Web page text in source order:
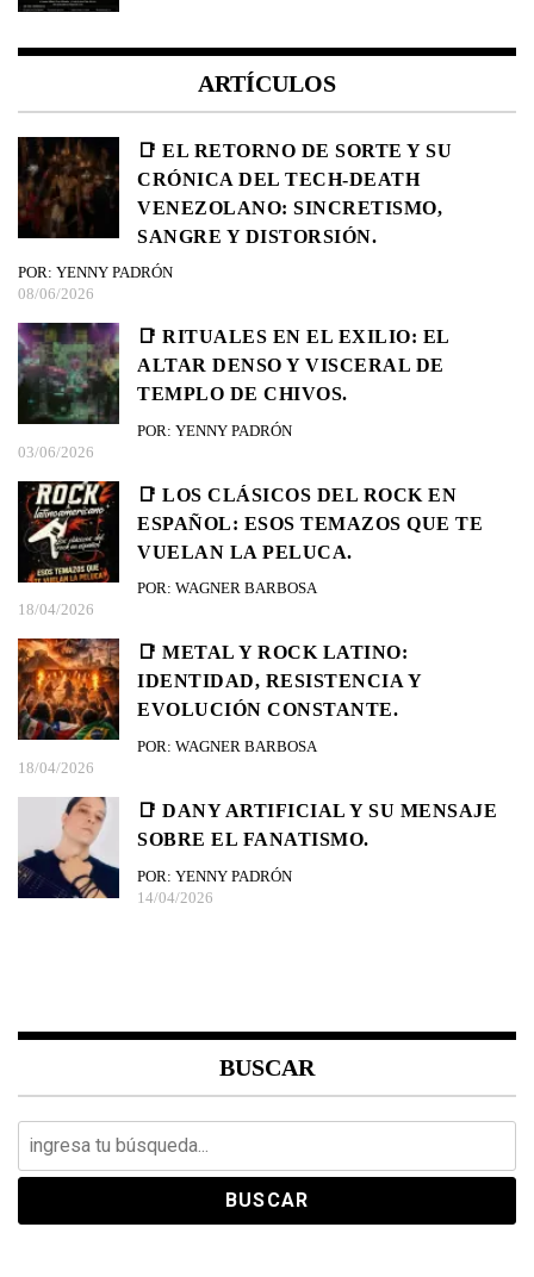
ARTÍCULOS
📑 EL RETORNO DE SORTE Y SU
CRÓNICA DEL TECH-DEATH
VENEZOLANO: SINCRETISMO,
SANGRE Y DISTORSIÓN.
POR: YENNY PADRÓN
08/06/2026
📑 RITUALES EN EL EXILIO: EL
ALTAR DENSO Y VISCERAL DE
TEMPLO DE CHIVOS.
POR: YENNY PADRÓN
03/06/2026
📑 LOS CLÁSICOS DEL ROCK EN
ESPAÑOL: ESOS TEMAZOS QUE TE
VUELAN LA PELUCA.
POR: WAGNER BARBOSA
18/04/2026
📑 METAL Y ROCK LATINO:
IDENTIDAD, RESISTENCIA Y
EVOLUCIÓN CONSTANTE.
POR: WAGNER BARBOSA
18/04/2026
📑 DANY ARTIFICIAL Y SU MENSAJE
SOBRE EL FANATISMO.
POR: YENNY PADRÓN
14/04/2026
BUSCAR
for: